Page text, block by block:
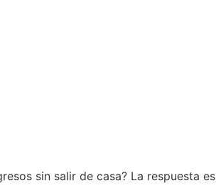
sin salir de casa? La respuesta